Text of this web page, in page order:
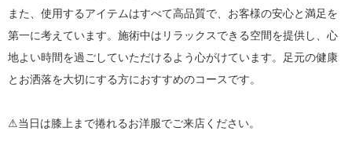
また、使用するアイテムはすべて高品質で、お客様の安心と満足を
第一に考えています。施術中はリラックスできる空間を提供し、心
地よい時間を過ごしていただけるよう心がけています。足元の健康
とお洒落を大切にする方におすすめのコースです。
⚠当日は膝上まで捲れるお洋服でご来店ください。